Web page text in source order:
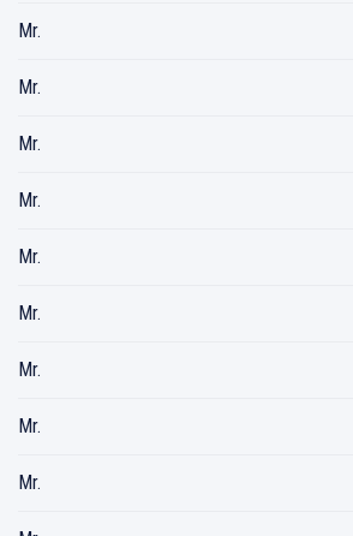
Mr.
Mr.
Mr.
Mr.
Mr.
Mr.
Mr.
Mr.
Mr.